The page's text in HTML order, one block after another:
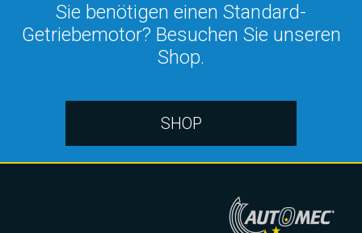
Sie benötigen einen Standard-
Getriebemotor? Besuchen Sie unseren
Shop.
SHOP